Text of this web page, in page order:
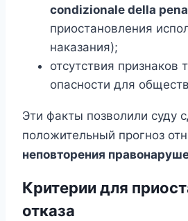
condizionale della pena
приостановления
наказания);
отсутствия признаков
опасности для
Эти факты позволили суду
положительный прогноз
неповторения
Критерии для
отказа